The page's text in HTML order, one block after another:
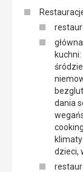
dania
dzieci,